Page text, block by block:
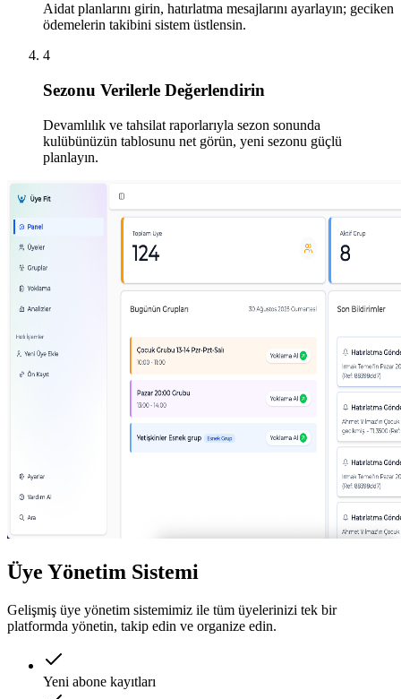
Aidat planlarını girin, hatırlatma mesajlarını ayarlayın; geciken
ödemelerin takibini sistem üstlensin.
4
Sezonu Verilerle Değerlendirin
Devamlılık ve tahsilat raporlarıyla sezon sonunda
kulübünüzün tablosunu net görün, yeni sezonu güçlü
planlayın.
Üye Yönetim Sistemi
Gelişmiş üye yönetim sistemimiz ile tüm üyelerinizi tek bir
platformda yönetin, takip edin ve organize edin.
Yeni abone kayıtları